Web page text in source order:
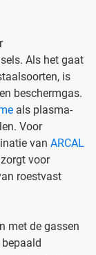
Als het gaat
is
beschermgas.
als plasma-
Voor
van ARCAL
voor
roestvast
met de gassen